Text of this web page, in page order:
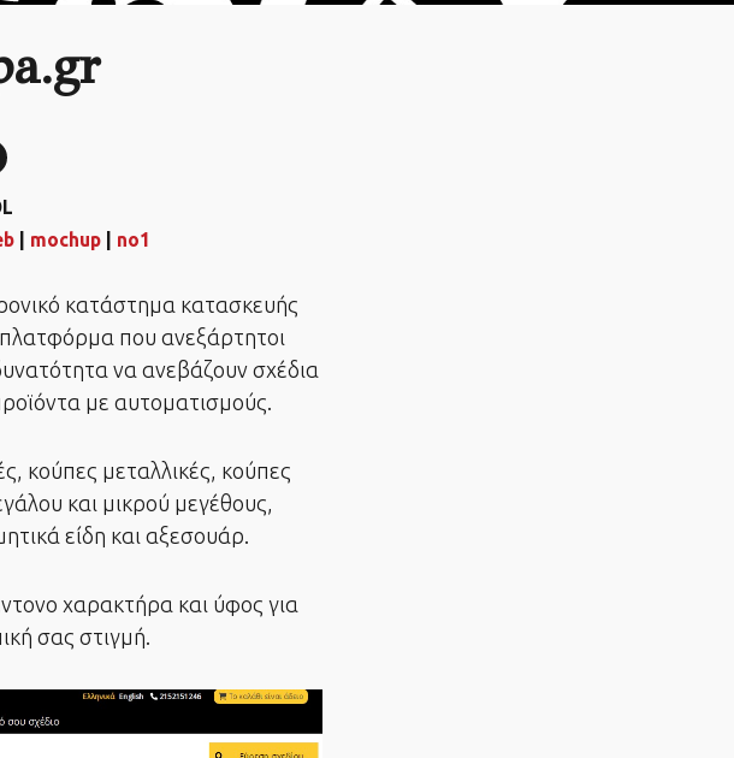
mochup no1
κατάστημα κατασκευής
που ανεξάρτητοι
να ανεβάζουν σχέδια
με αυτοματισμούς.
κούπες μεταλλικές, κούπες
και μικρού μεγέθους,
είδη και αξεσουάρ.
χαρακτήρα και ύφος για
σας στιγμή.